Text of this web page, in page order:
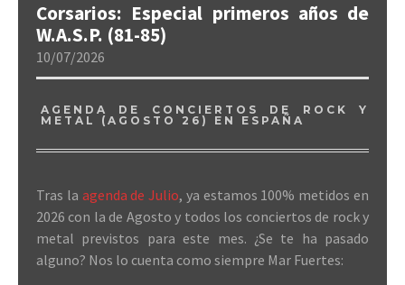
Corsarios: Especial primeros años de
W.A.S.P. (81-85)
10/07/2026
AGENDA DE CONCIERTOS DE ROCK Y
METAL (AGOSTO 26) EN ESPAÑA
Tras la agenda de Julio, ya estamos 100% metidos en
2026 con la de Agosto y todos los conciertos de rock y
metal previstos para este mes. ¿Se te ha pasado
alguno? Nos lo cuenta como siempre Mar Fuertes: